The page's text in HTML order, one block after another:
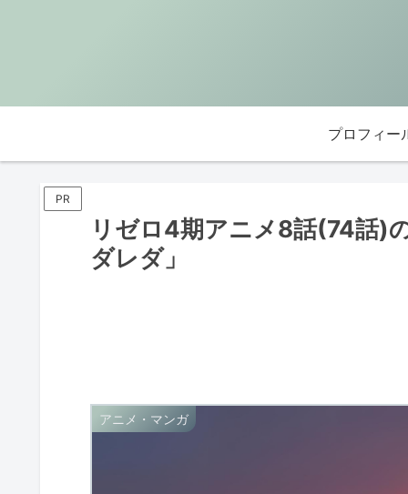
プロフィー
PR
リゼロ4期アニメ8話(74話)
ダレダ」
アニメ・マンガ